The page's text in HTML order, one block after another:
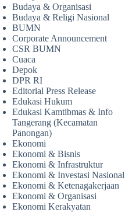
Budaya & Organisasi
Budaya & Religi Nasional
BUMN
Corporate Announcement
CSR BUMN
Cuaca
Depok
DPR RI
Editorial Press Release
Edukasi Hukum
Edukasi Kamtibmas & Info
Tangerang (Kecamatan
Panongan)
Ekonomi
Ekonomi & Bisnis
Ekonomi & Infrastruktur
Ekonomi & Investasi Nasional
Ekonomi & Ketenagakerjaan
Ekonomi & Organisasi
Ekonomi Kerakyatan